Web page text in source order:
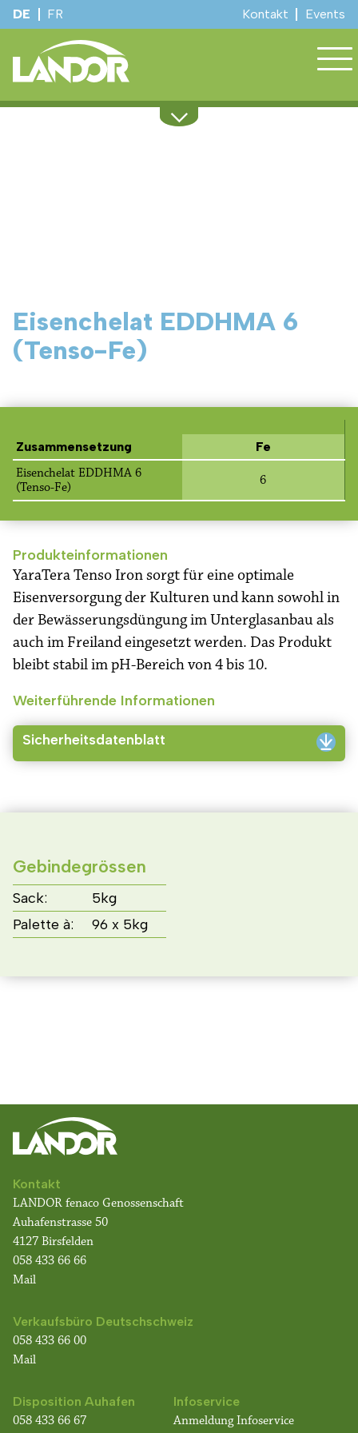
DE FR Kontakt Events
Regionale Beratung
Eisenchelat EDDHMA 6
(Tenso-Fe)
Zusammensetzung
Fe
Eisenchelat EDDHMA 6
(Tenso-Fe)
6
Produkteinformationen
YaraTera Tenso Iron sorgt für eine optimale
Eisenversorgung der Kulturen und kann sowohl in
der Bewässerungsdüngung im Unterglasanbau als
auch im Freiland eingesetzt werden. Das Produkt
bleibt stabil im pH-Bereich von 4 bis 10.
Weiterführende Informationen
Sicherheitsdatenblatt
Gebindegrössen
Sack:
5kg
Palette à:
96 x 5kg
Kontakt
LANDOR fenaco Genossenschaft
Auhafenstrasse 50
4127 Birsfelden
058 433 66 66
Mail
Verkaufsbüro Deutschschweiz
058 433 66 00
Mail
Disposition Auhafen
058 433 66 67
Infoservice
Anmeldung Infoservice